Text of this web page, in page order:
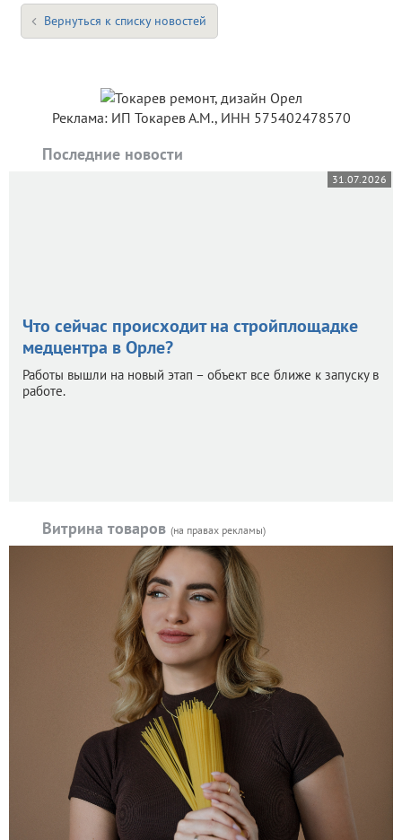
Вернуться к списку новостей
Реклама: ИП Токарев А.М., ИНН 575402478570
Последние новости
31.07.2026
Что сейчас происходит на стройплощадке
медцентра в Орле?
Работы вышли на новый этап – объект все ближе к запуску в
работе.
Витрина товаров (на правах рекламы)